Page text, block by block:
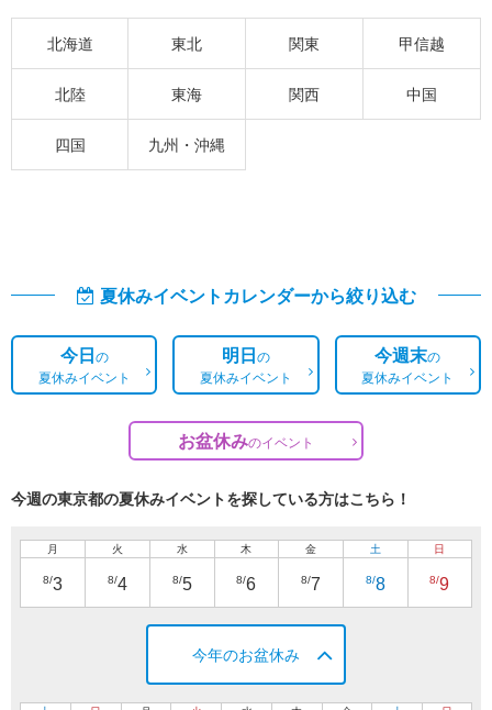
北海道 東北 関東 甲信越
北陸 東海 関西 中国
四国 九州・沖縄
夏休みイベントカレンダーから絞り込む
今日の
夏休みイベント
明日の
夏休みイベント
今週末の
夏休みイベント
お盆休みのイベント
今週の東京都の夏休みイベントを探している方はこちら！
月
8/3
火
8/4
水
8/5
木
8/6
金
8/7
土
8/8
日
8/9
今年のお盆休み